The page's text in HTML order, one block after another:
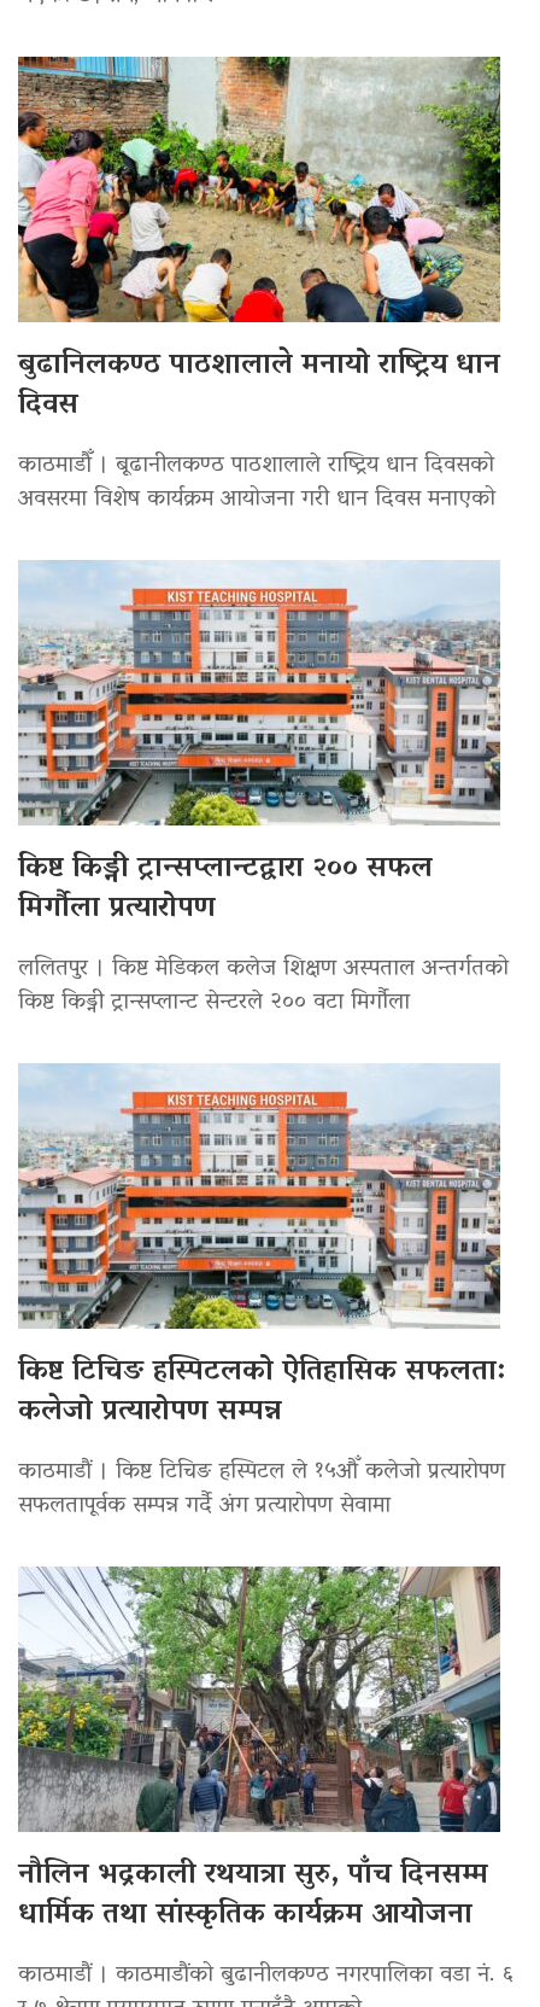
बुढानिलकण्ठ पाठशालाले मनायो राष्ट्रिय धान
दिवस
काठमाडौँ । बूढानीलकण्ठ पाठशालाले राष्ट्रिय धान दिवसको
अवसरमा विशेष कार्यक्रम आयोजना गरी धान दिवस मनाएको
किष्ट किड्नी ट्रान्सप्लान्टद्वारा २०० सफल
मिर्गौला प्रत्यारोपण
ललितपुर । किष्ट मेडिकल कलेज शिक्षण अस्पताल अन्तर्गतको
किष्ट किड्नी ट्रान्सप्लान्ट सेन्टरले २०० वटा मिर्गौला
किष्ट टिचिङ हस्पिटलको ऐतिहासिक सफलता:
कलेजो प्रत्यारोपण सम्पन्न
काठमाडौं । किष्ट टिचिङ हस्पिटल ले १५औँ कलेजो प्रत्यारोपण
सफलतापूर्वक सम्पन्न गर्दै अंग प्रत्यारोपण सेवामा
नौलिन भद्रकाली रथयात्रा सुरु, पाँच दिनसम्म
धार्मिक तथा सांस्कृतिक कार्यक्रम आयोजना
काठमाडौं । काठमाडौंको बुढानीलकण्ठ नगरपालिका वडा नं. ६